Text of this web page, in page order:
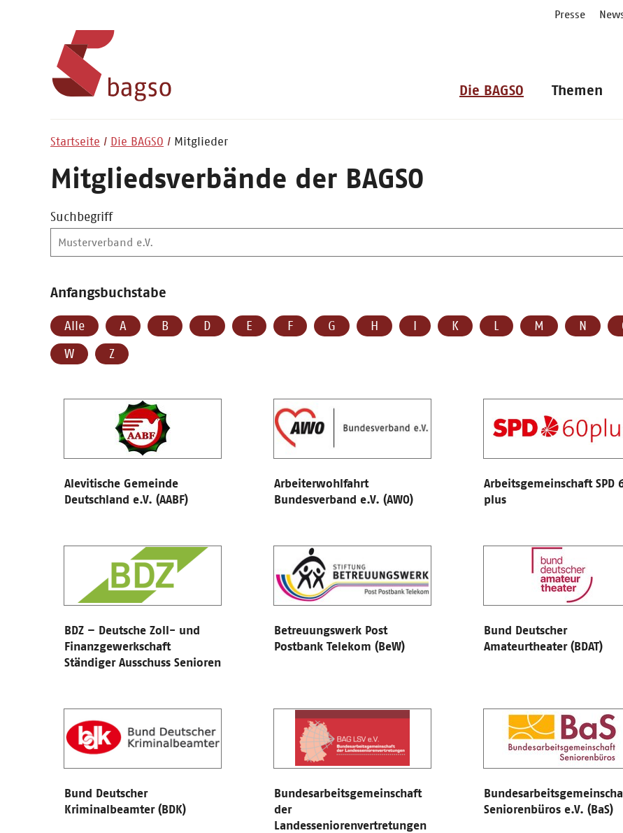
Presse
Die BAGSO Themen
Startseite Die BAGSO Mitglieder
Mitgliedsverbände der BAGSO
Suchbegriff
Anfangsbuchstabe
Alle A B D E F G H K L M N
W
Z
Alevitische Gemeinde
Deutschland e.V. (AABF)
Arbeiterwohlfahrt
Bundesverband e.V. (AWO)
Arbeitsgemeinschaft SPD
plus
BDZ – Deutsche Zoll- und
Finanzgewerkschaft
Ständiger Ausschuss Senioren
Betreuungswerk Post
Postbank Telekom (BeW)
Bund Deutscher
Amateurtheater (BDAT)
Bund Deutscher
Kriminalbeamter (BDK)
Bundesarbeitsgemeinschaft
der
Landesseniorenvertretungen
Seniorenbüros e.V. (BaS)